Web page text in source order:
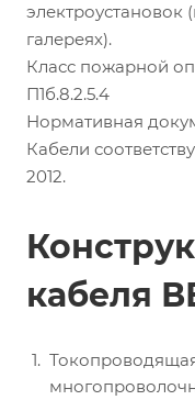
электроустановок
галереях).
Класс пожарной
П1б.8.2.5.4
Нормативная
Кабели
2012.
кабеля